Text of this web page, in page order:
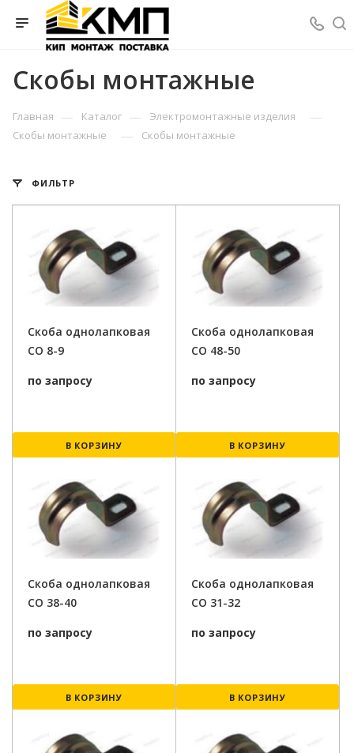
Скобы монтажные
Главная — Каталог — Электромонтажные изделия —
Скобы монтажные — Скобы монтажные
ФИЛЬТР
Скоба однолапковая
СО 8-9
по запросу
В КОРЗИНУ
Скоба однолапковая
СО 48-50
по запросу
В КОРЗИНУ
Скоба однолапковая
СО 38-40
по запросу
В КОРЗИНУ
Скоба однолапковая
СО 31-32
по запросу
В КОРЗИНУ